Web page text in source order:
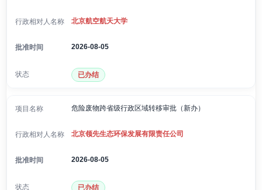
北京航空航天大学
2026-08-05
已办结
危险废物跨省级行政区域转移审批（新办）
北京领先生态环保发展有限责任公司
2026-08-05
已办结